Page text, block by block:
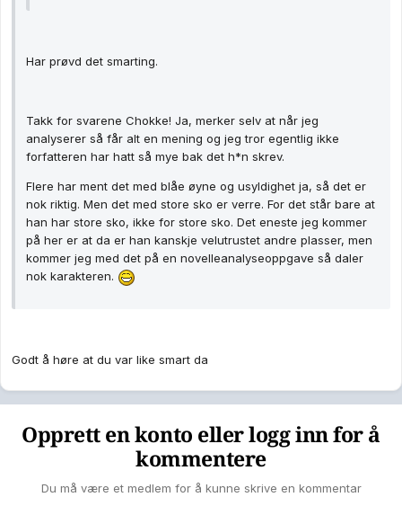
Har prøvd det smarting.
Takk for svarene Chokke! Ja, merker selv at når jeg
analyserer så får alt en mening og jeg tror egentlig ikke
forfatteren har hatt så mye bak det h*n skrev.
Flere har ment det med blåe øyne og usyldighet ja, så det er
nok riktig. Men det med store sko er verre. For det står bare at
han har store sko, ikke for store sko. Det eneste jeg kommer
på her er at da er han kanskje velutrustet andre plasser, men
kommer jeg med det på en novelleanalyseoppgave så daler
nok karakteren.
Godt å høre at du var like smart da
Opprett en konto eller logg inn for å
kommentere
Du må være et medlem for å kunne skrive en kommentar